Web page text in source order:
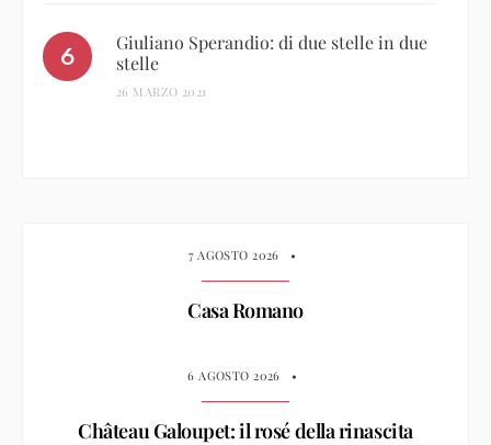
Giuliano Sperandio: di due stelle in due
stelle
26 MARZO 2021
7 AGOSTO 2026 •
Casa Romano
6 AGOSTO 2026 •
Château Galoupet: il rosé della rinascita